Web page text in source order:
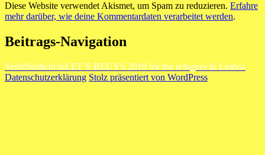
Diese Website verwendet Akismet, um Spam zu reduzieren. Erfahre
mehr darüber, wie deine Kommentardaten verarbeitet werden.
Beitrags-Navigation
Veröffentlicht inLET’S BEUYS 2019 for the refugees in Lesbos
Datenschutzerklärung Stolz präsentiert von WordPress